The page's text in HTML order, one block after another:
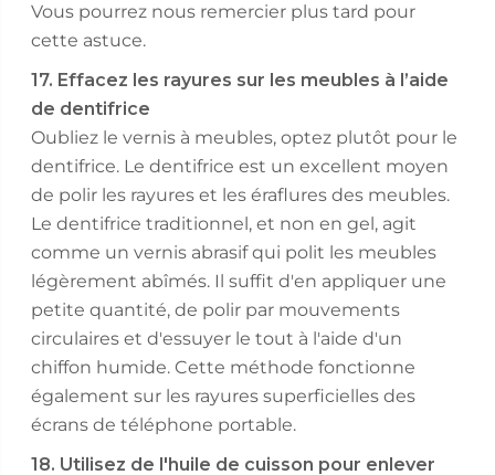
Vous pourrez nous remercier plus tard pour
cette astuce.
17. Effacez les rayures sur les meubles à l’aide
de dentifrice
Oubliez le vernis à meubles, optez plutôt pour le
dentifrice. Le dentifrice est un excellent moyen
de polir les rayures et les éraflures des meubles.
Le dentifrice traditionnel, et non en gel, agit
comme un vernis abrasif qui polit les meubles
légèrement abîmés. Il suffit d'en appliquer une
petite quantité, de polir par mouvements
circulaires et d'essuyer le tout à l'aide d'un
chiffon humide. Cette méthode fonctionne
également sur les rayures superficielles des
écrans de téléphone portable.
18. Utilisez de l'huile de cuisson pour enlever